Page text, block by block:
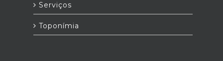
Serviços
Toponímia